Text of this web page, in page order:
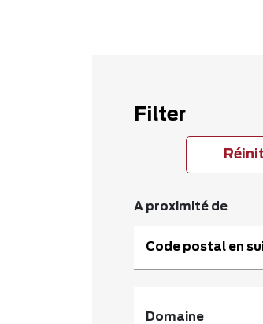
Filter
A proximité de
Code postal en
Domaine